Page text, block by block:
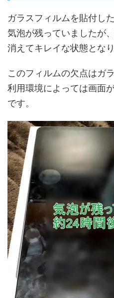
ガラスフィルムを貼付し
気泡が残っていましたが
消えてキレイな状態となり
このフィルムの欠点はガ
利用環境によっては画面
です。